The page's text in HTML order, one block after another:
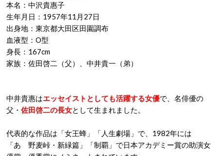
本名：中沢貴惠子
生年月日：1957年11月27日
出身地：東京都大田区田園調布
血液型：O型
身長：167cm
家族：佐田啓二（父）、中井貴一（弟）
中井貴惠はエッセイストとしても活躍する女優で、名俳優の
父・ 佐田啓二の長女として生まれました。
代表的な作品は「女王蜂」「人生劇場」で、1982年には
「あゝ野麦峠・新緑篇」「制覇」で日本アカデミー賞の助演女